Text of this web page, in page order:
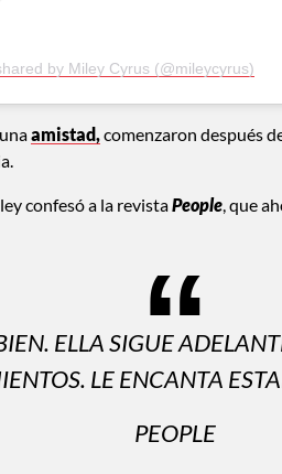
by Miley Cyrus (@mileycyrus)
amistad,comenzaron después
confesó a la revistaPeople, que
ELLA SIGUE
LE ENCANTA
PEOPLE